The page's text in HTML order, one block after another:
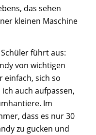
das sehen
kleinen Maschine
führt aus:
von wichtigen
einfach, sich so
auch aufpassen,
Im
dass es nur 30
zu gucken und